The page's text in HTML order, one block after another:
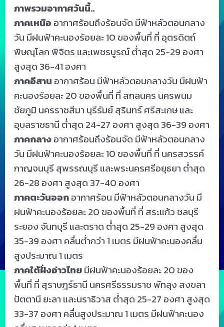
ภาพรวมอากาศวันนี้..
ภาคเหนือ อากาศร้อนถึงร้อนจัด มีฟ้าหลัวตอนกลาง
วัน มีฝนฟ้าคะนองร้อยละ 10 ของพื้นที่ ที่ อุตรดิตถ์
พิษณุโลก พิจิตร และเพชรบูรณ์ ต่ำสุด 25-29 องศา
สูงสุด 36-41 องศา
ภาคอีสาน อากาศร้อน มีฟ้าหลัวตอนกลางวัน มีฝนฟ้า
คะนองร้อยละ 20 ของพื้นที่ ที่ สกลนคร นครพนม
ชัยภูมิ นครราชสีมา บุรีรัมย์ สุรินทร์ ศรีสะเกษ และ
อุบลราชธานี ต่ำสุด 24-27 องศา สูงสุด 36-39 องศา
ภาคกลางอากาศร้อนถึงร้อนจัด มีฟ้าหลัวตอนกลาง
วัน มีฝนฟ้าคะนองร้อยละ 10 ของพื้นที่ ที่ นครสวรรค์
กาญจนบุรี สุพรรณบุรี และพระนครศรีอยุธยา ต่ำสุด
26-28 องศา สูงสุด 37-40 องศา
ภาคตะวันออกอากาศร้อน มีฟ้าหลัวตอนกลางวัน มี
ฝนฟ้าคะนองร้อยละ 20 ของพื้นที่ ที่ สระแก้ว ชลบุรี
ระยอง จันทบุรี และตราด ต่ำสุด 25-29 องศา สูงสุด
35-39 องศา คลื่นต่ำกว่า 1 เมตร มีฝนฟ้าคะนองคลื่น
สูงประมาณ 1 เมตร
ภาคใต้ฝั่งอ่าวไทยมีฝนฟ้าคะนองร้อยละ 20 ของ
พื้นที่ ที่ สุราษฎร์ธานี นครศรีธรรมราช พัทลุง สงขลา
ปัตตานี ยะลา และนราธิวาส ต่ำสุด 25-27 องศา สูงสุด
33-37 องศา คลื่นสูงประมาณ 1 เมตร มีฝนฟ้าคะนอง